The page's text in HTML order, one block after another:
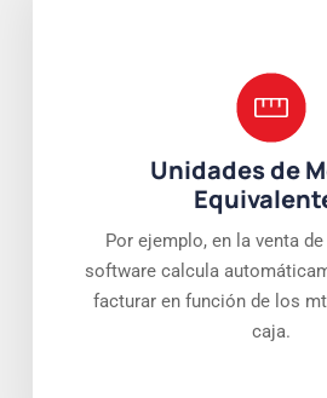
Unidades de
Por ejemplo, en la venta
software calcula
facturar en función de los
caja.